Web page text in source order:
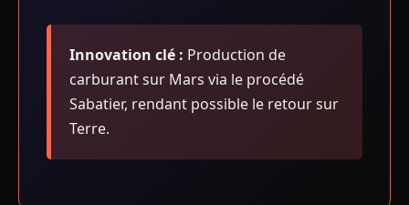
Innovation clé : Production de
carburant sur Mars via le procédé
Sabatier, rendant possible le retour sur
Terre.